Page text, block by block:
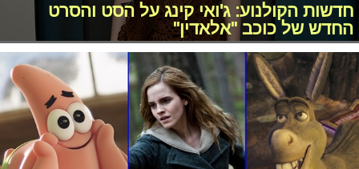
חדשות הקולנוע: ג'ואי קינג על הסט והסרט
החדש של כוכב "אלאדין"